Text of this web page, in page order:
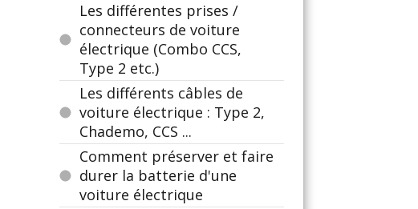
Les différentes prises /
connecteurs de voiture
électrique (Combo CCS,
Type 2 etc.)
Les différents câbles de
voiture électrique : Type 2,
Chademo, CCS ...
Comment préserver et faire
durer la batterie d'une
voiture électrique